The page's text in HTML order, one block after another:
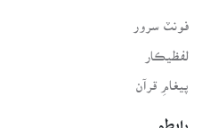
فونٽ سرور
لفظيڪار
پيغامِ قرآن